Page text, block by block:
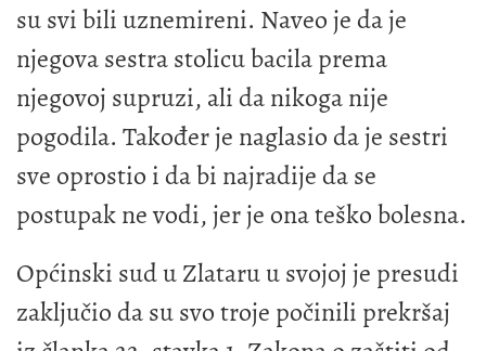
su svi bili uznemireni. Naveo je da je
njegova sestra stolicu bacila prema
njegovoj supruzi, ali da nikoga nije
pogodila. Također je naglasio da je sestri
sve oprostio i da bi najradije da se
postupak ne vodi, jer je ona teško bolesna.
Općinski sud u Zlataru u svojoj je presudi
zaključio da su svo troje počinili prekršaj